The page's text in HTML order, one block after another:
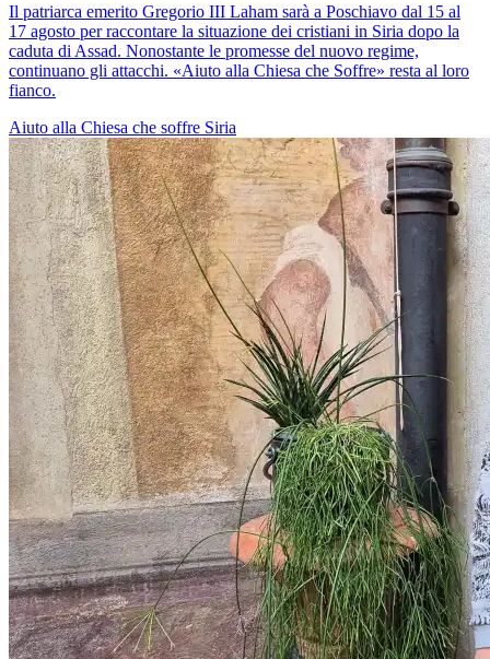
Il patriarca emerito Gregorio III Laham sarà a Poschiavo dal 15 al
17 agosto per raccontare la situazione dei cristiani in Siria dopo la
caduta di Assad. Nonostante le promesse del nuovo regime,
continuano gli attacchi. «Aiuto alla Chiesa che Soffre» resta al loro
fianco.
Aiuto alla Chiesa che soffre Siria